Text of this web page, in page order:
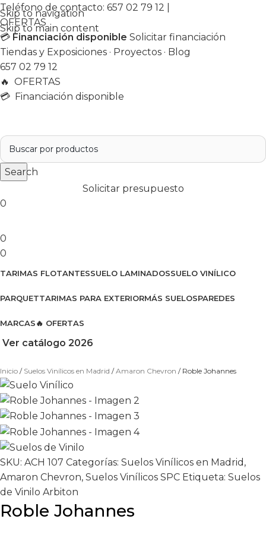
Skip to navigation
Skip to main content
Teléfono de contacto: 657 02 79 12
OFERTAS
💳 Financiación disponible Solicitar financiación
Tiendas y Exposiciones · Proyectos · Blog
657 02 79 12
🔥 OFERTAS
💳 Financiación disponible
Search
Solicitar presupuesto
0
0
0
TARIMAS FLOTANTESSUELO LAMINADOSSUELO VINÍLICO
PARQUETTARIMAS PARA EXTERIORMÁS SUELOSPAREDES
MARCAS🔥 OFERTAS
Ver catálogo 2026
Inicio Suelos Vinílicos en Madrid Amaron Chevron Roble Johannes
SKU: ACH 107 Categorías: Suelos Vinílicos en Madrid ,
Amaron Chevron, Suelos Vinílicos SPC Etiqueta: Suelos
de Vinilo Arbiton
Roble Johannes